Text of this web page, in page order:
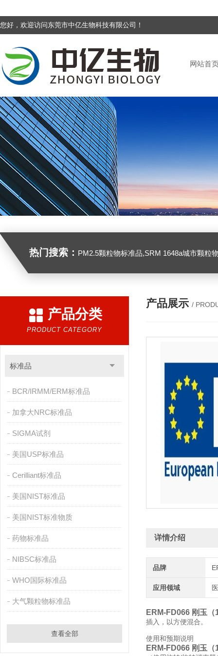
您好，欢迎访问东莞市中亿生物科技有限公司！
网站首
热门搜索： PM2.5颗粒物标准品,SRM 1648a城市颗粒物,SRM 1649B
产品分类
PRODUCT CATEGORY
标准品
BCR/IRMM/ERM标准品
加拿大NRC标准品
SIGMA试剂
美国USP标准品
Cerilliant标准品
美国NIST标准品
美国NIST标准物质
药物标准品
NIBSC标准品
WHO国际标准品
大气颗粒物标准品
查看全部
产品展示 /
详情介绍
品牌
应用领域
ERM-FD066 刚玉
插入，以方便混合。
使用和预期说明
ERM-FD066 刚玉（